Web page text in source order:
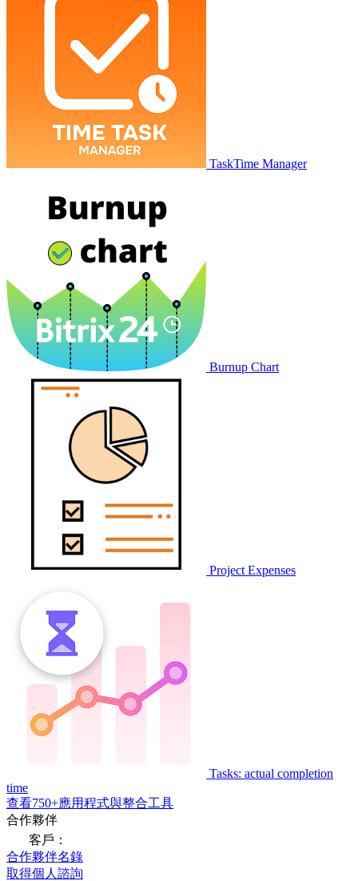
TaskTime Manager
Burnup Chart
Project Expenses
Tasks: actual completion
time
查看750+應用程式與整合工具
合作夥伴
客戶：
合作夥伴名錄
取得個人諮詢